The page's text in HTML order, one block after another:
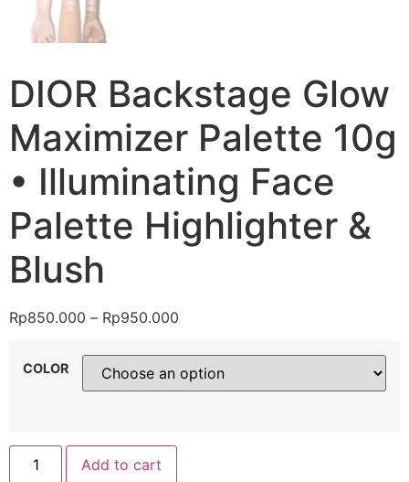
DIOR Backstage Glow
Maximizer Palette 10g
• Illuminating Face
Palette Highlighter &
Blush
Rp850.000 – Rp950.000
COLOR
Add to cart